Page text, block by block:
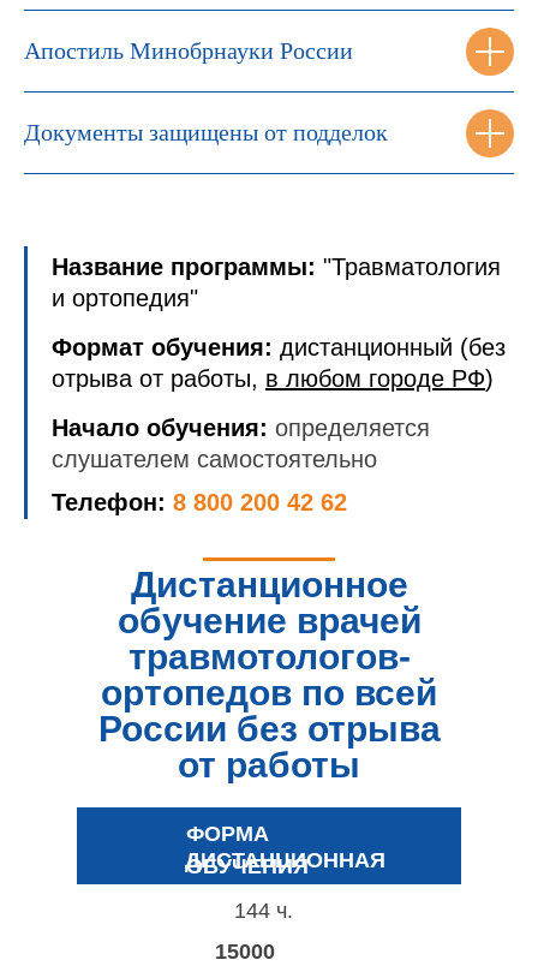
Апостиль Минобрнауки России
Документы защищены от подделок
Название программы: "Травматология
и ортопедия"
Формат обучения: дистанционный (без
отрыва от работы, в любом городе РФ)
Начало обучения: определяется
слушателем самостоятельно
Телефон: 8 800 200 42 62
Дистанционное
обучение врачей
травмотологов-
ортопедов по всей
России без отрыва
от работы
ФОРМА
ОБУЧЕНИЯ
ДИСТАНЦИОННАЯ
144 ч.
15000